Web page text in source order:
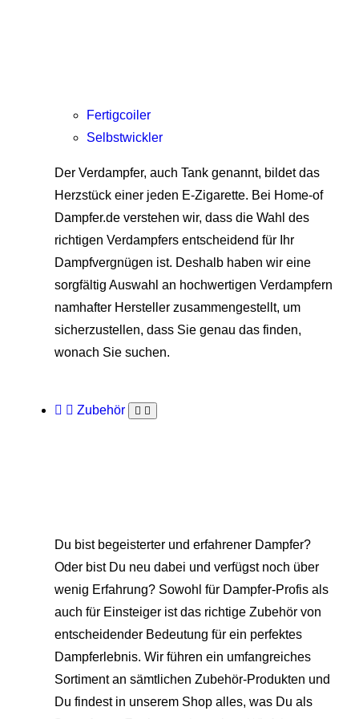
Fertigcoiler
Selbstwickler
Der Verdampfer, auch Tank genannt, bildet das
Herzstück einer jeden E-Zigarette. Bei Home-of
Dampfer.de verstehen wir, dass die Wahl des
richtigen Verdampfers entscheidend für Ihr
Dampfvergnügen ist. Deshalb haben wir eine
sorgfältig Auswahl an hochwertigen Verdampfern
namhafter Hersteller zusammengestellt, um
sicherzustellen, dass Sie genau das finden,
wonach Sie suchen.
Zubehör
Du bist begeisterter und erfahrener Dampfer?
Oder bist Du neu dabei und verfügst noch über
wenig Erfahrung? Sowohl für Dampfer-Profis als
auch für Einsteiger ist das richtige Zubehör von
entscheidender Bedeutung für ein perfektes
Dampferlebnis. Wir führen ein umfangreiches
Sortiment an sämtlichen Zubehör-Produkten und
Du findest in unserem Shop alles, was Du als